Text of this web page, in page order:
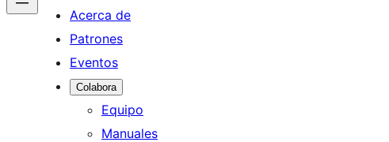
Acerca de
Patrones
Eventos
Colabora
Equipo
Manuales